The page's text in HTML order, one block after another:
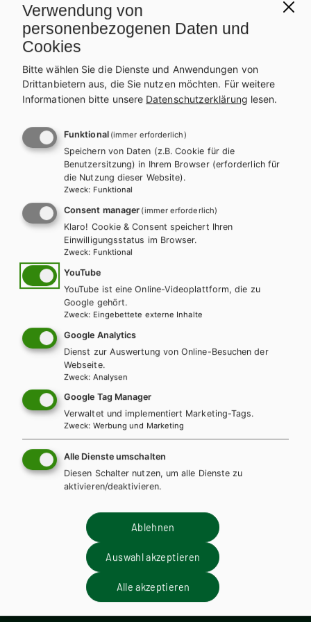
n
a
n
g
g
a
mAHS-O
Mathematik für AHS 5
Lehrbuch + E-Book
Lehrbuch mit E-BOOK+
Übungsschularbeiten
Wir sind gerne für Sie da!
+ 43 1 403 77 77 DW 70
Verlag Hölder-Pichler-Tempsky GmbH
Frankgasse 4 / 2. Stock
1090 Wien
Verwendung von
personenbezogenen Daten und
Cookies
Bitte wählen Sie die Dienste und Anwendungen von
Drittanbietern aus, die Sie nutzen möchten. Für weitere
Informationen bitte unsere Datenschutzerklärung lesen.
Funktional (immer erforderlich)
Speichern von Daten (z.B. Cookie für die
Benutzersitzung) in Ihrem Browser (erforderlich für
die Nutzung dieser Website).
Zweck: Funktional
Consent manager (immer erforderlich)
Klaro! Cookie & Consent speichert Ihren
Einwilligungsstatus im Browser.
Zweck: Funktional
YouTube
YouTube ist eine Online-Videoplattform, die zu
Google gehört.
Zweck: Eingebettete externe Inhalte
Google Analytics
Dienst zur Auswertung von Online-Besuchen der
Webseite.
Zweck: Analysen
Google Tag Manager
Verwaltet und implementiert Marketing-Tags.
Zweck: Werbung und Marketing
Alle Dienste umschalten
Diesen Schalter nutzen, um alle Dienste zu
aktivieren/deaktivieren.
Ablehnen
Auswahl akzeptieren
Alle akzeptieren